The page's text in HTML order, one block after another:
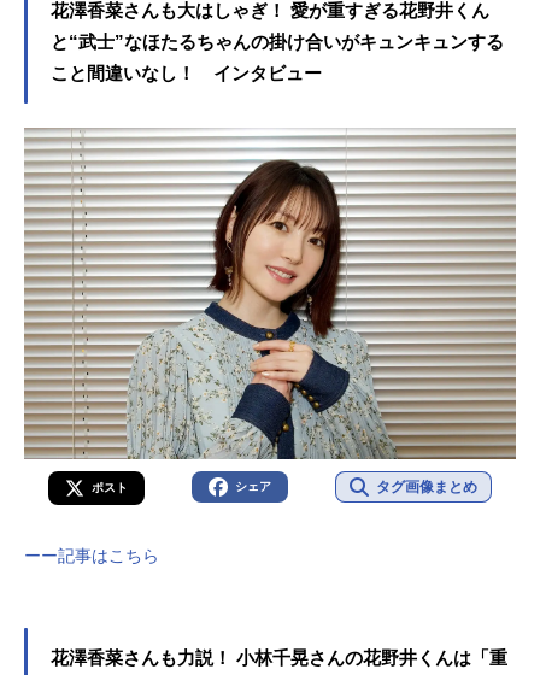
花澤香菜さんも大はしゃぎ！ 愛が重すぎる花野井くん
と“武士”なほたるちゃんの掛け合いがキュンキュンする
こと間違いなし！ インタビュー
ポスト シェア タグ画像まとめ
ーー記事はこちら
花澤香菜さんも力説！ 小林千晃さんの花野井くんは「重